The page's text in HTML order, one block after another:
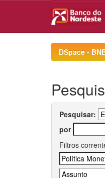
DSpace -
Pesquisar:
por
Filtros